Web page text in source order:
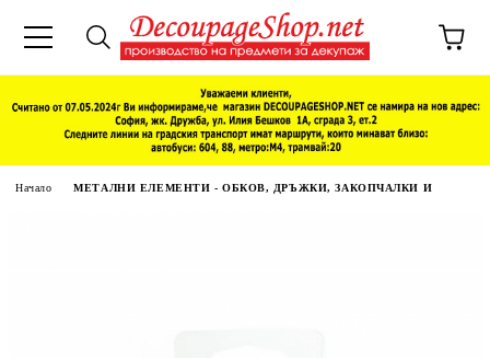
Начало МЕТАЛНИ ЕЛЕМЕНТИ - ОБКОВ, ДРЪЖКИ, ЗАКОПЧАЛКИ И